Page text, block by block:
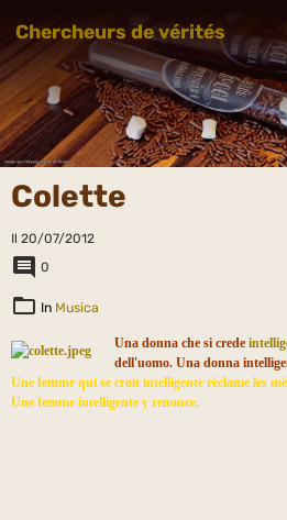
Chercheurs de vérités
Colette
Il 20/07/2012
0
In Musica
Una donna che si crede
dell'uomo. Una donna
Une femme qui se croit intelligente réclame les
Une femme intelligente y renonce.